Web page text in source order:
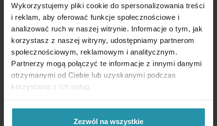
Wykorzystujemy pliki cookie do spersonalizowania treści
i reklam, aby oferować funkcje społecznościowe i
analizować ruch w naszej witrynie. Informacje o tym, jak
korzystasz z naszej witryny, udostępniamy partnerom
społecznościowym, reklamowym i analitycznym.
Partnerzy mogą połączyć te informacje z innymi danymi
otrzymanymi od Ciebie lub uzyskanymi podczas
korzystania z ich usług.
Zezwól na wszystkie
Beschreibung